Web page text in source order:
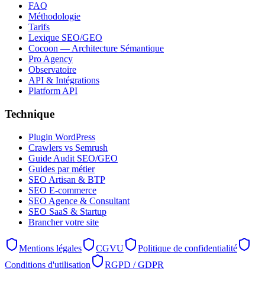
FAQ
Méthodologie
Tarifs
Lexique SEO/GEO
Cocoon — Architecture Sémantique
Pro Agency
Observatoire
API & Intégrations
Platform API
Technique
Plugin WordPress
Crawlers vs Semrush
Guide Audit SEO/GEO
Guides par métier
SEO Artisan & BTP
SEO E-commerce
SEO Agence & Consultant
SEO SaaS & Startup
Brancher votre site
Mentions légales CGVU
Politique de confidentialité
Conditions d'utilisation
RGPD / GDPR